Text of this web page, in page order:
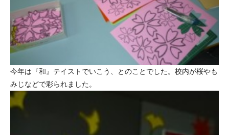
今年は『和』テイストでいこう、とのことでした。校内が桜やも
みじなどで彩られました。